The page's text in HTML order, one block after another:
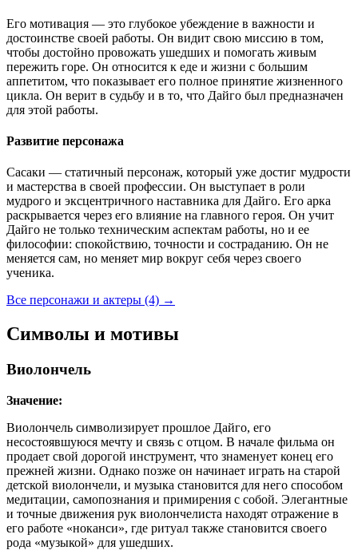
Его мотивация — это глубокое убеждение в важности и
достоинстве своей работы. Он видит свою миссию в том,
чтобы достойно провожать ушедших и помогать живым
пережить горе. Он относится к еде и жизни с большим
аппетитом, что показывает его полное принятие жизненного
цикла. Он верит в судьбу и в то, что Дайго был предназначен
для этой работы.
Развитие персонажа
Сасаки — статичный персонаж, который уже достиг мудрости
и мастерства в своей профессии. Он выступает в роли
мудрого и эксцентричного наставника для Дайго. Его арка
раскрывается через его влияние на главного героя. Он учит
Дайго не только техническим аспектам работы, но и ее
философии: спокойствию, точности и состраданию. Он не
меняется сам, но меняет мир вокруг себя через своего
ученика.
Все персонажи и актеры (4) →
Символы и мотивы
Виолончель
Значение:
Виолончель символизирует прошлое Дайго, его
несостоявшуюся мечту и связь с отцом. В начале фильма он
продает свой дорогой инструмент, что знаменует конец его
прежней жизни. Однако позже он начинает играть на старой
детской виолончели, и музыка становится для него способом
медитации, самопознания и примирения с собой. Элегантные
и точные движения рук виолончелиста находят отражение в
его работе «ноканси», где ритуал также становится своего
рода «музыкой» для ушедших.